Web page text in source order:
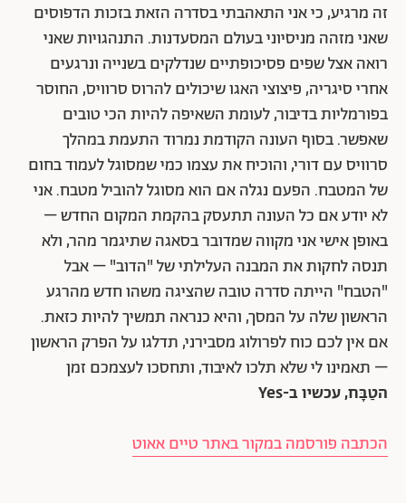
זה מרגיע, כי אני התאהבתי בסדרה הזאת בזכות הדפוסים
שאני מזהה מניסיוני בעולם המסעדנות. התנהגויות שאני
רואה אצל שפים פסיכופתיים שנדלקים בשנייה ונרגעים
אחרי סיגריה, פיצוצי האגו שיכולים להרוס סרוויס, החוסר
בפורמליות בדיבור, לעומת השאיפה להיות הכי טובים
שאפשר. בסוף העונה הקודמת נמרוד התעמת במהלך
סרוויס עם דורי, והוכיח את עצמו כמי שמסוגל לעמוד בחום
של המטבח. הפעם נגלה אם הוא מסוגל להוביל מטבח. אני
לא יודע אם כל העונה תתעסק בהקמת המקום החדש –
באופן אישי אני מקווה שמדובר בסאגה שתיגמר מהר, ולא
תנסה לחקות את המבנה העלילתי של "הדוב" – אבל
"הטבח" הייתה סדרה טובה שהציגה משהו חדש מהרגע
הראשון שלה על המסך, והיא כנראה תמשיך להיות כזאת.
אם אין לכם כוח לפרולוג מסבירני, תדלגו על הפרק הראשון
– תאמינו לי שלא תלכו לאיבוד, ותחסכו לעצמכם זמן
הטַבָּח, עכשיו ב-Yes
הכתבה פורסמה במקור באתר טיים אאוט